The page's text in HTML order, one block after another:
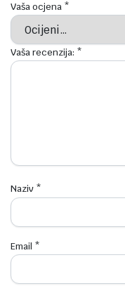
Vaša ocjena *
Vaša recenzija: *
Naziv *
Email *